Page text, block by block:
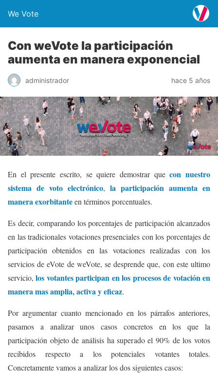
We Vote
Con weVote la participación
aumenta en manera exponencial
administrador hace 5 años
En el presente escrito, se quiere demostrar quecon nuestro
sistema de voto electrónico, la participación aumenta en
manera exorbitanteen términos porcentuales.
Es decir, comparando los porcentajes de participación alcanzados
en las tradicionales votaciones presenciales con los porcentajes de
participación obtenidos en las votaciones realizadas con los
servicios de eVote de weVote, se desprende que, con este ultimo
servicio,los votantes participan en los procesos de votación en
manera mas amplia, activa y eficaz.
Por argumentar cuanto mencionado en los párrafos anteriores,
pasamos a analizar unos casos concretos en los que la
participación objeto de análisis ha superado el 90% de los votos
recibidos respecto a los potenciales votantes totales.
Concretamente vamos a analizar los dos siguientes casos: